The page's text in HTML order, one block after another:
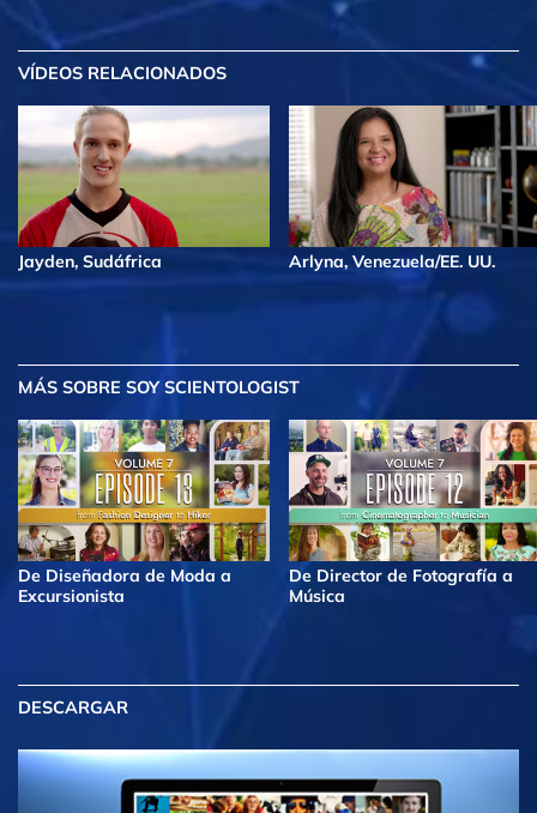
VÍDEOS RELACIONADOS
Jayden, Sudáfrica Arlyna, Venezuela/EE. UU.
MÁS SOBRE SOY SCIENTOLOGIST
De Diseñadora de Moda a
Excursionista
De Director de Fotografía a
Música
DESCARGAR